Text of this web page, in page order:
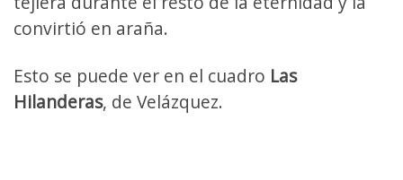
convirtió en araña.
Esto se puede ver en el cuadro Las
Hilanderas, de Velázquez.